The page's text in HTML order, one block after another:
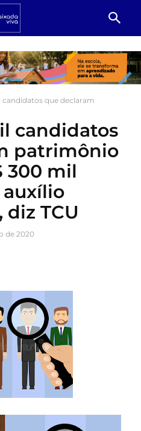
candidatos que declaram
candidatos
patrimônio
300 mil
TCU
de 2020